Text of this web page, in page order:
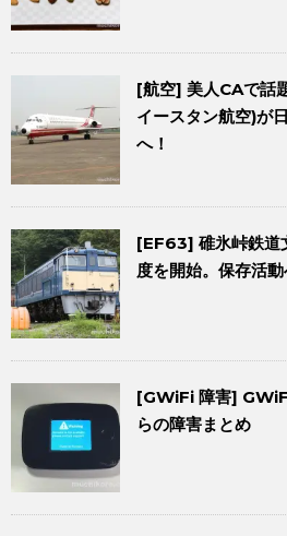
[航空] 美人CAで話
イースタン航空)が
へ！
[EF63] 碓氷峠鉄道
度を開始。保存活
[GWiFi 障害]
らの障害まとめ